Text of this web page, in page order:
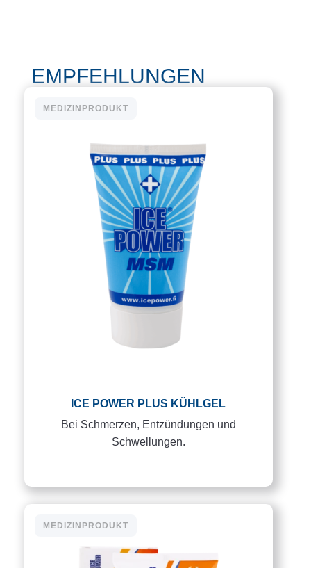
EMPFEHLUNGEN
MEDIZINPRODUKT
ICE POWER PLUS KÜHLGEL
Bei Schmerzen, Entzündungen und
Schwellungen.
MEDIZINPRODUKT